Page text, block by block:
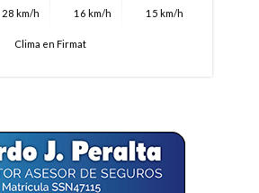
28 km/h
16 km/h
15 km/h
Clima en Firmat